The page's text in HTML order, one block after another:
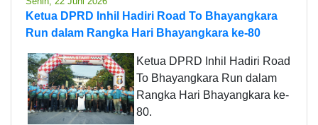
Ketua DPRD Inhil Hadiri Road To Bhayangkara
Run dalam Rangka Hari Bhayangkara ke-80
Ketua DPRD Inhil Hadiri Road
To Bhayangkara Run dalam
Rangka Hari Bhayangkara ke-
80.